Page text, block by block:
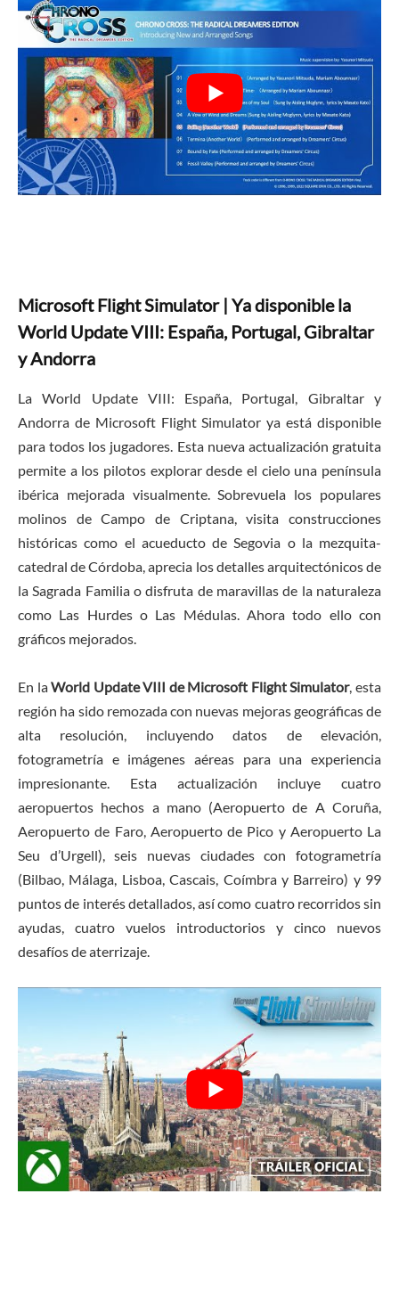
Microsoft Flight Simulator | Ya disponible la
World Update VIII: España, Portugal, Gibraltar
y Andorra
La World Update VIII: España, Portugal, Gibraltar y
Andorra de Microsoft Flight Simulator ya está disponible
para todos los jugadores. Esta nueva actualización gratuita
permite a los pilotos explorar desde el cielo una península
ibérica mejorada visualmente. Sobrevuela los populares
molinos de Campo de Criptana, visita construcciones
históricas como el acueducto de Segovia o la mezquita-
catedral de Córdoba, aprecia los detalles arquitectónicos de
la Sagrada Familia o disfruta de maravillas de la naturaleza
como Las Hurdes o Las Médulas. Ahora todo ello con
gráficos mejorados.
En laWorld Update VIII de Microsoft Flight Simulator, esta
región ha sido remozada con nuevas mejoras geográficas de
alta resolución, incluyendo datos de elevación,
fotogrametría e imágenes aéreas para una experiencia
impresionante. Esta actualización incluye cuatro
aeropuertos hechos a mano (Aeropuerto de A Coruña,
Aeropuerto de Faro, Aeropuerto de Pico y Aeropuerto La
Seu d’Urgell), seis nuevas ciudades con fotogrametría
(Bilbao, Málaga, Lisboa, Cascais, Coímbra y Barreiro) y 99
puntos de interés detallados, así como cuatro recorridos sin
ayudas, cuatro vuelos introductorios y cinco nuevos
desafíos de aterrizaje.